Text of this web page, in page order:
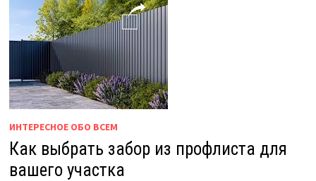
ИНТЕРЕСНОЕ ОБО ВСЕМ
Как выбрать забор из профлиста для
вашего участка